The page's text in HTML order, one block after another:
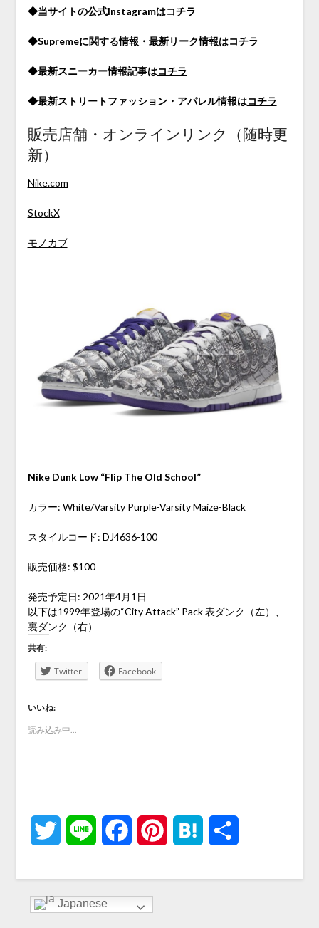
◆当サイトの公式Instagramはコチラ
◆Supremeに関する情報・最新リーク情報はコチラ
◆最新スニーカー情報記事はコチラ
◆最新ストリートファッション・アパレル情報はコチラ
販売店舗・オンラインリンク（随時更
新）
Nike.com
StockX
モノカブ
Nike Dunk Low “Flip The Old School”
カラー: White/Varsity Purple-Varsity Maize-Black
スタイルコード: DJ4636-100
販売価格: $100
発売予定日: 2021年4月1日
以下は1999年登場の“City Attack” Pack 表ダンク（左）、
裏ダンク（右）
共有:
Twitter Facebook
いいね:
読み込み中...
Twitter Line FacebookPinterest Hatena
Japanese